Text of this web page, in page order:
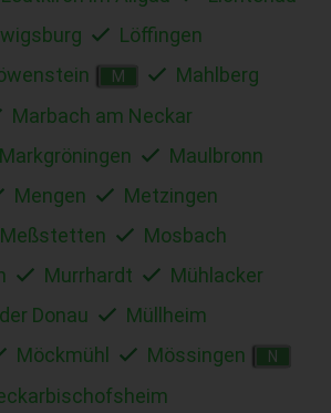
Löffingen
M
Mahlberg
Marbach am Neckar
Markgröningen
Maulbronn
Mengen
Metzingen
Meßstetten
Mosbach
Murrhardt
Mühlacker
Donau
Müllheim
Möckmühl Mössingen N